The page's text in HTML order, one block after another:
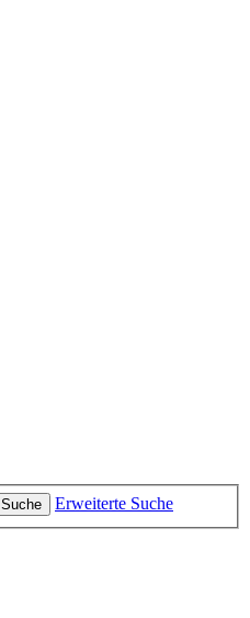
Suche
Erweiterte Suche